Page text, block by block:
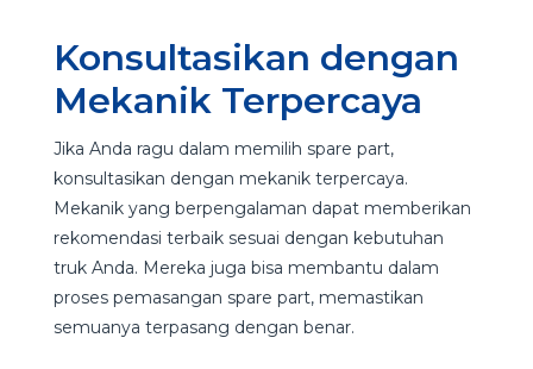
Konsultasikan dengan
Mekanik Terpercaya
Jika Anda ragu dalam memilih spare part,
konsultasikan dengan mekanik terpercaya.
Mekanik yang berpengalaman dapat memberikan
rekomendasi terbaik sesuai dengan kebutuhan
truk Anda. Mereka juga bisa membantu dalam
proses pemasangan spare part, memastikan
semuanya terpasang dengan benar.